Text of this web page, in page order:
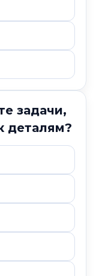
задачи,
деталям?